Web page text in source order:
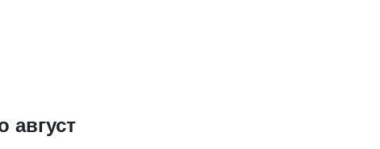
август